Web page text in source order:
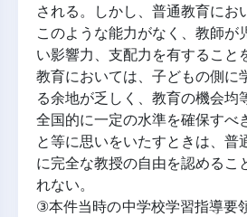
される。しかし、普通教育にお
このような能力がなく、教師が
い影響力、支配力を有すること
教育においては、子どもの側に
る余地が乏しく、教育の機会均
全国的に一定の水準を確保すべ
と等に思いをいたすときは、普
に完全な教授の自由を認めるこ
れない。
③本件当時の中学校学習指導要